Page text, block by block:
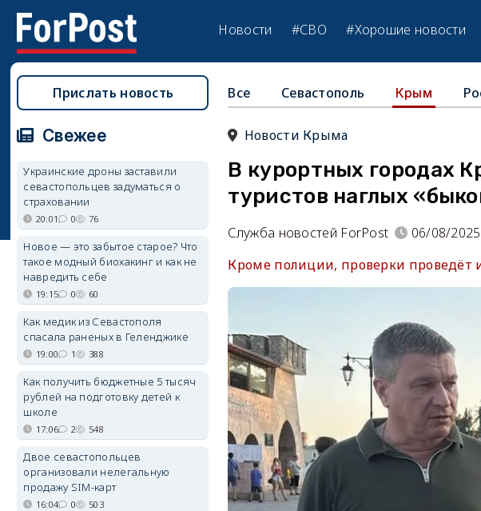
Новости #СВО #Хорошие новости
Все Севастополь Крым
Новости Крыма
В курортных городах
туристов наглых
Служба новостей ForPost
06/08/
Кроме полиции, проверки проведёт и
Прислать новость
Свежее
Украинские дроны заставили
севастопольцев задуматься о
страховании
20:01 0 76
Новое — это забытое старое? Что
такое модный биохакинг и как не
навредить себе
19:15 0 60
Как медик из Севастополя
спасала раненых в Геленджике
19:00 1 388
Как получить бюджетные 5 тысяч
рублей на подготовку детей к
школе
17:06 2 548
Двое севастопольцев
организовали нелегальную
продажу SIM-карт
16:04 0 503